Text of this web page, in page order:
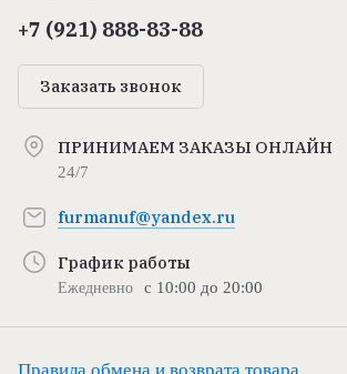
+7 (921) 888-83-88
Заказать звонок
ПРИНИМАЕМ ЗАКАЗЫ ОНЛАЙН
24/7
furmanuf@yandex.ru
График работы
Ежедневно с 10:00 до 20:00